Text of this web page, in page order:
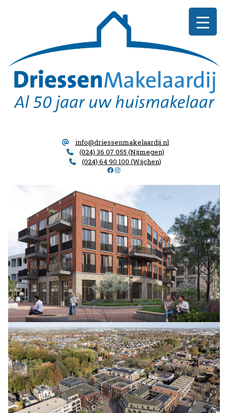
info@driessenmakelaardij.nl
(024) 36 07 055 (Nijmegen)
(024) 64 90 100 (Wijchen)
Facebook
Instagram
Driessen
Makelaardij